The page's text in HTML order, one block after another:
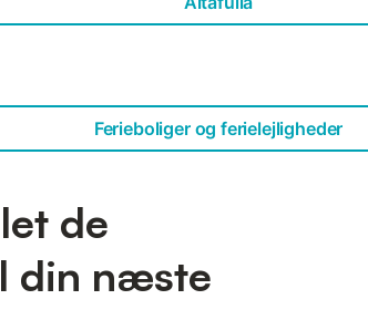
Ferieboliger og ferielejligheder
de
din næste